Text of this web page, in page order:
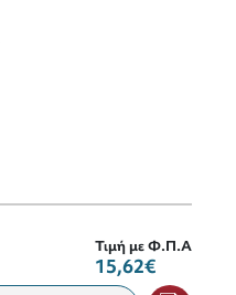
Τιμή με Φ.Π.Α
15,62€